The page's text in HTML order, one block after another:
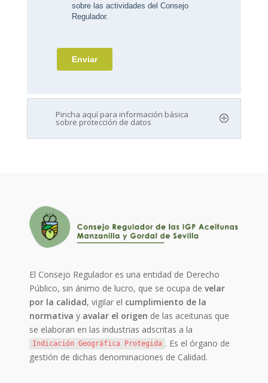
Pincha aquí para información básica
sobre protección de datos
El Consejo Regulador es una entidad de Derecho
Público, sin ánimo de lucro, que se ocupa develar
por la calidad, vigilar el cumplimiento de la
normativa y avalar el origen de las aceitunas que
se elaboran en las industrias adscritas a la
Indicación Geográfica Protegida . Es el órgano de
gestión de dichas denominaciones de Calidad.